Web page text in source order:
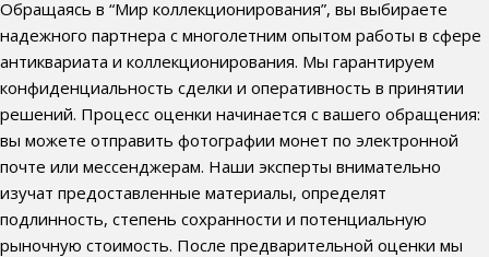
Обращаясь в “Мир коллекционирования”, вы выбираете
надежного партнера с многолетним опытом работы в сфере
антиквариата и коллекционирования. Мы гарантируем
конфиденциальность сделки и оперативность в принятии
решений. Процесс оценки начинается с вашего обращения:
вы можете отправить фотографии монет по электронной
почте или мессенджерам. Наши эксперты внимательно
изучат предоставленные материалы, определят
подлинность, степень сохранности и потенциальную
рыночную стоимость. После предварительной оценки мы